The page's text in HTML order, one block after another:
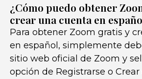
¿Cómo puedo obtener
crear una cuenta en
Para obtener Zoom gratis y
en español, simplemente
sitio web oficial de Zoom y
opción de Registrarse o